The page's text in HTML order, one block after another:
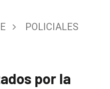
POLICIALES
por la